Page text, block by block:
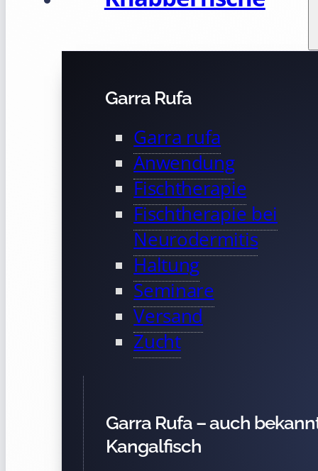
Garra Rufa
Garra rufa
Anwendung
Fischtherapie
Fischtherapie bei
Neurodermitis
Haltung
Seminare
Versand
Zucht
Garra Rufa – auch
Kangalfisch